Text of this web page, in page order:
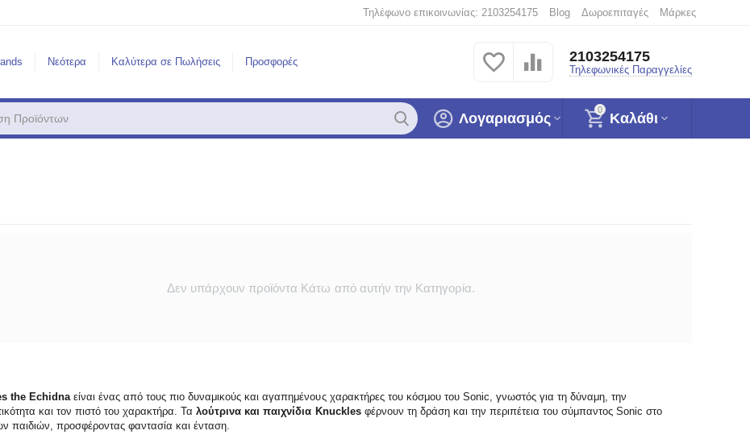
Τηλέφωνο επικοινωνίας: 2103254175 Blog Δωροεπιταγές Μάρκες
Νεότερα Καλύτερα σε Πωλήσεις Προσφορές 2103254175
Τηλεφωνικές Παραγγελίες
0
Καλάθι
Λογαριασμός
the Echidnaείναι ένας από τους πιο δυναμικούς και αγαπημένους χαρακτήρες του κόσμου του Sonic, γνωστός για τη δύναμη, την
και τον πιστό του χαρακτήρα. Ταλούτρινα και παιχνίδια Knucklesφέρνουν τη δράση και την περιπέτεια του σύμπαντος Sonic στο
παιδιών, προσφέροντας φαντασία και ένταση.
Δεν υπάρχουν προϊόντα Κάτω από αυτήν την Κατηγορία.